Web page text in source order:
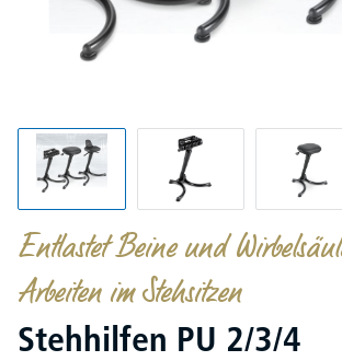
Entlastet Beine und
Arbeiten im Stehsitzen
Stehhilfen PU 2/3/4